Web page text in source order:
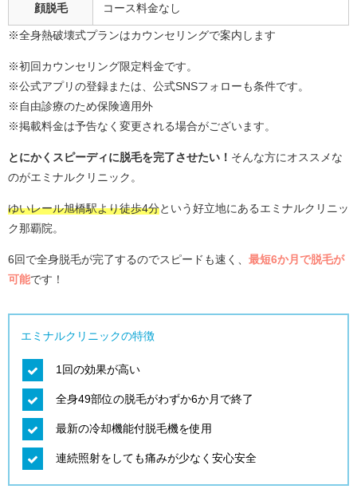
顔脱毛 コース料金なし
※全身熱破壊式プランはカウンセリングで案内します
※初回カウンセリング限定料金です。
※公式アプリの登録または、公式SNSフォローも条件です。
※自由診療のため保険適用外
※掲載料金は予告なく変更される場合がございます。
とにかくスピーディに脱毛を完了させたい！ そんな方にオススメな
のがエミナルクリニック。
ゆいレール旭橋駅より徒歩4分という好立地にあるエミナルクリニッ
ク那覇院。
6回で全身脱毛が完了するのでスピードも速く、 最短6か月で脱毛が
可能です！
エミナルクリニックの特徴
1回の効果が高い
全身49部位の脱毛がわずか6か月で終了
最新の冷却機能付脱毛機を使用
連続照射をしても痛みが少なく安心安全